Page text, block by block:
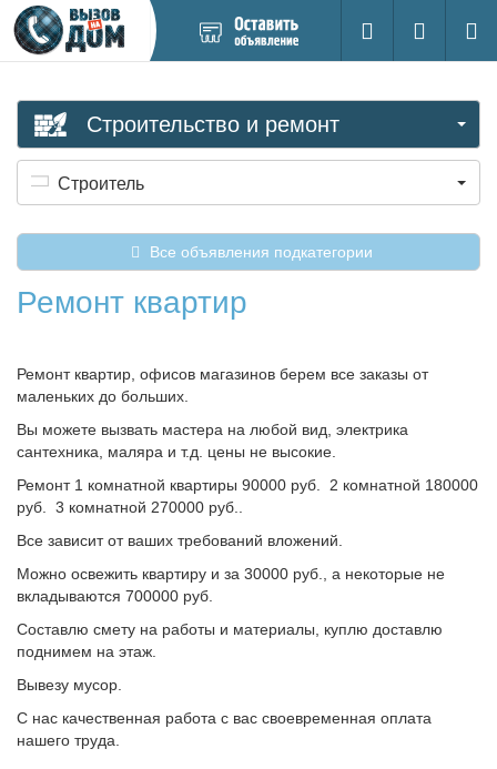
новое
Поиск
Вход на
Строительство и ремонт
Строитель
Все объявления подкатегории
Ремонт квартир
Ремонт квартир, офисов магазинов берем все заказы от
маленьких до больших.
Вы можете вызвать мастера на любой вид, электрика
сантехника, маляра и т.д. цены не высокие.
Ремонт 1 комнатной квартиры 90000 руб. 2 комнатной 180000
руб. 3 комнатной 270000 руб..
Все зависит от ваших требований вложений.
Можно освежить квартиру и за 30000 руб., а некоторые не
вкладываются 700000 руб.
Составлю смету на работы и материалы, куплю доставлю
поднимем на этаж.
Вывезу мусор.
С нас качественная работа с вас своевременная оплата
нашего труда.